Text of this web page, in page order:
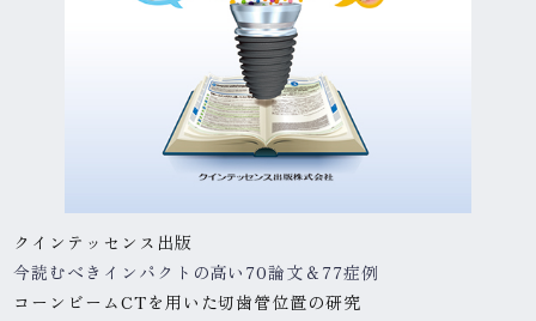
クインテッセンス出版
今読むべきインパクトの高い 70論文＆77症例
コーンビームCTを 用いた切歯管位置の研究